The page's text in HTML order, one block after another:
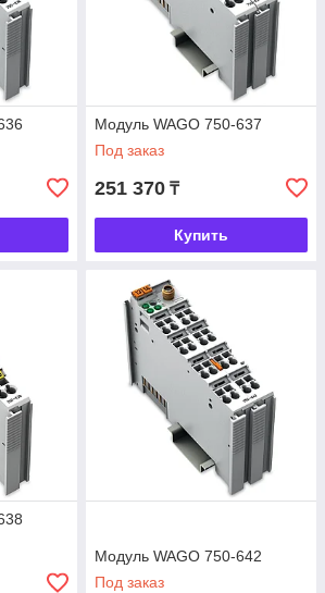
Модуль WAGO 750-637
Под заказ
251 370 ₸
Купить
Модуль WAGO 750-642
Под заказ